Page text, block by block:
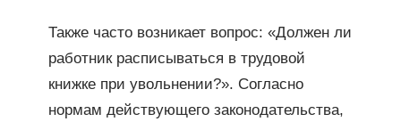
Также часто возникает вопрос: «Должен ли
работник расписываться в трудовой
книжке при увольнении?». Согласно
нормам действующего законодательства,